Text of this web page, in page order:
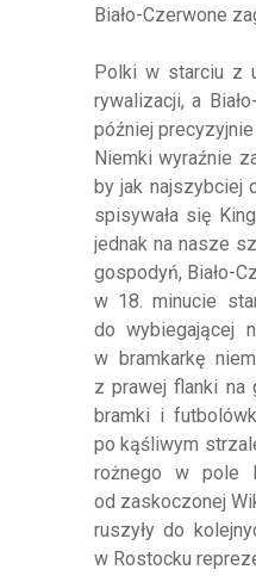
Biało-Czerwone
Polki w starciu z
rywalizacji, a
później
Niemki wyraźnie
by jak najszybciej
spisywała się
jednak na nasze
gospodyń, Biało-
w 18. minucie
do wybiegającej
w bramkarkę
z prawej flanki na
bramki i
po kąśliwym
rożnego w pole
od zaskoczonej
ruszyły do
w Rostocku